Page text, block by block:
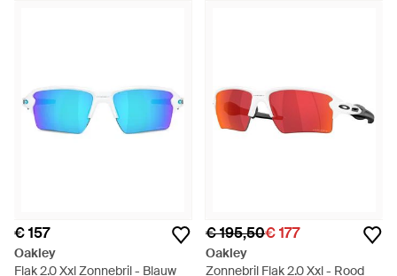
€ 157
Oakley
Flak 2.0 Xxl Zonnebril - Blauw
€ 195,50€ 177
Oakley
Zonnebril Flak 2.0 Xxl - Rood